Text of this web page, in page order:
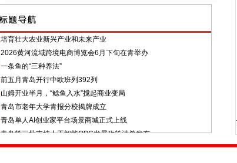
培育壮大农业新兴产业和未来产业
2026黄河流域跨境电商博览会6月下旬在青举办
一条鱼的“三种养法”
前五月青岛开行中欧班列392列
山姆开业半月，“鲶鱼入水”搅起商业变局
青岛市老年大学青报分校揭牌成立
青岛单人AI创业家平台场景商城正式上线
青岛第三批支持人工智能OPC发展政策清单发布